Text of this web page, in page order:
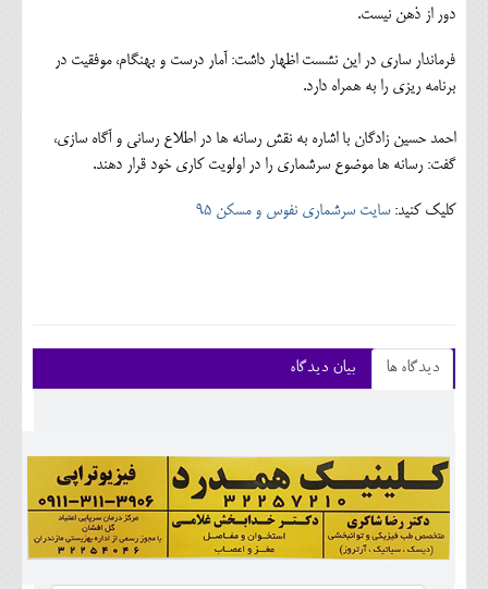
دور از ذهن نیست.
فرماندار ساری در این نشست اظهار داشت: آمار درست و بهنگام، موفقیت در
برنامه ریزی را به همراه دارد.
احمد حسین زادگان با اشاره به نقش رسانه ها در اطلاع رسانی و آگاه سازی،
گفت: رسانه ها موضوع سرشماری را در اولویت کاری خود قرار دهند.
کلیک کنید:سایت سرشماری نفوس و مسکن 95
دیدگاه ها بیان دیدگاه